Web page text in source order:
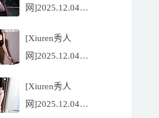
网]2025.12.04
[71P/960.78MB]
[Xiuren秀人
网]2025.12.04
[86P/762.32MB]
[Xiuren秀人
网]2025.12.04